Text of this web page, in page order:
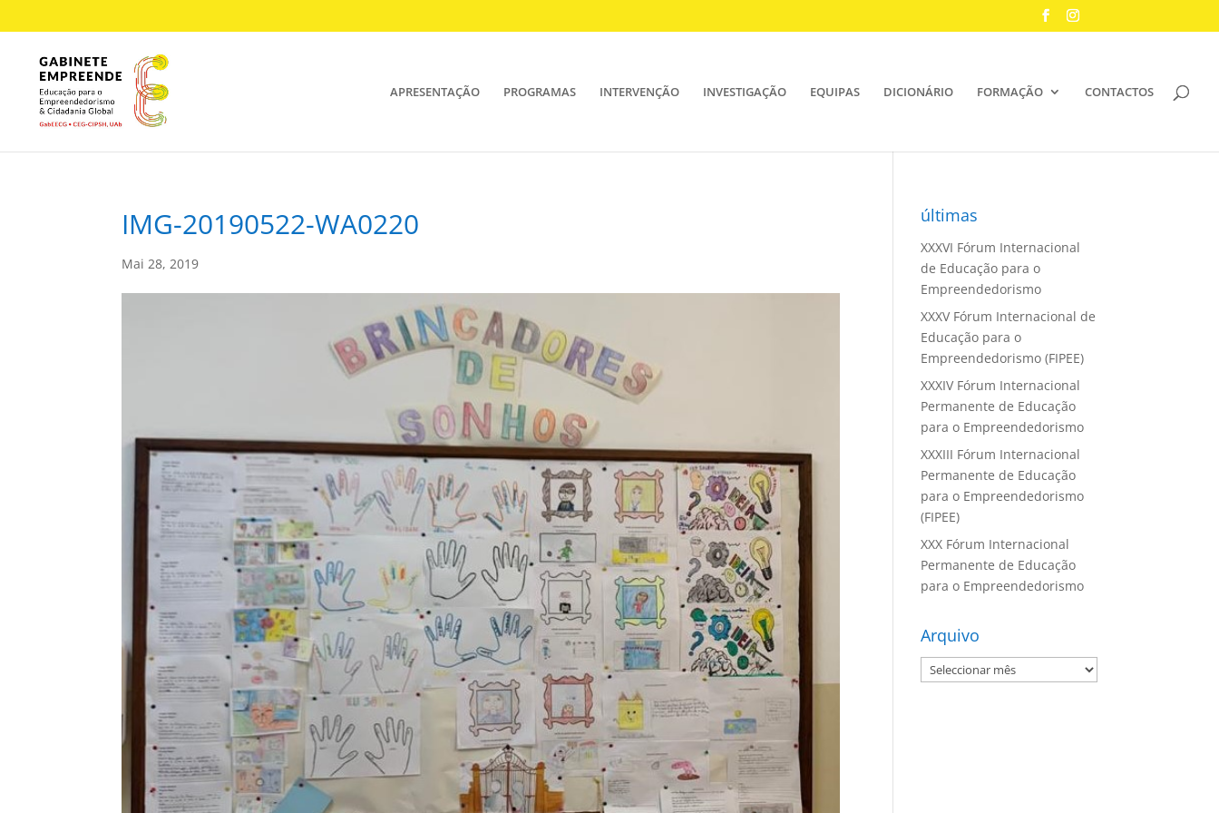
APRESENTAÇÃO PROGRAMAS INTERVENÇÃO INVESTIGAÇÃO EQUIPAS DICIONÁRIO FORMAÇÃO CONTACTOS
IMG-20190522-WA0220
Mai 28, 2019
últimas
XXXVI Fórum Internacional
de Educação para o
Empreendedorismo
XXXV Fórum Internacional de
Educação para o
Empreendedorismo (FIPEE)
XXXIV Fórum Internacional
Permanente de Educação
para o Empreendedorismo
XXXIII Fórum Internacional
Permanente de Educação
para o Empreendedorismo
(FIPEE)
XXX Fórum Internacional
Permanente de Educação
para o Empreendedorismo
Arquivo
Arquivo